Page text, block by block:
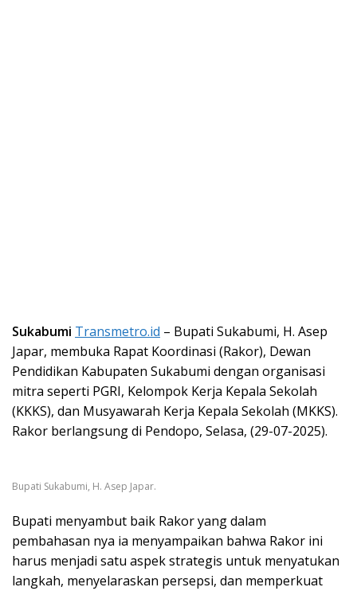
Sukabumi Transmetro.id – Bupati Sukabumi, H. Asep
Japar, membuka Rapat Koordinasi (Rakor), Dewan
Pendidikan Kabupaten Sukabumi dengan organisasi
mitra seperti PGRI, Kelompok Kerja Kepala Sekolah
(KKKS), dan Musyawarah Kerja Kepala Sekolah (MKKS).
Rakor berlangsung di Pendopo, Selasa, (29-07-2025).
Bupati Sukabumi, H. Asep Japar.
Bupati menyambut baik Rakor yang dalam
pembahasan nya ia menyampaikan bahwa Rakor ini
harus menjadi satu aspek strategis untuk menyatukan
langkah, menyelaraskan persepsi, dan memperkuat